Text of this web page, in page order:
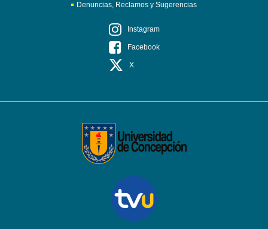
Denuncias, Reclamos y Sugerencias
Instagram
Facebook
X